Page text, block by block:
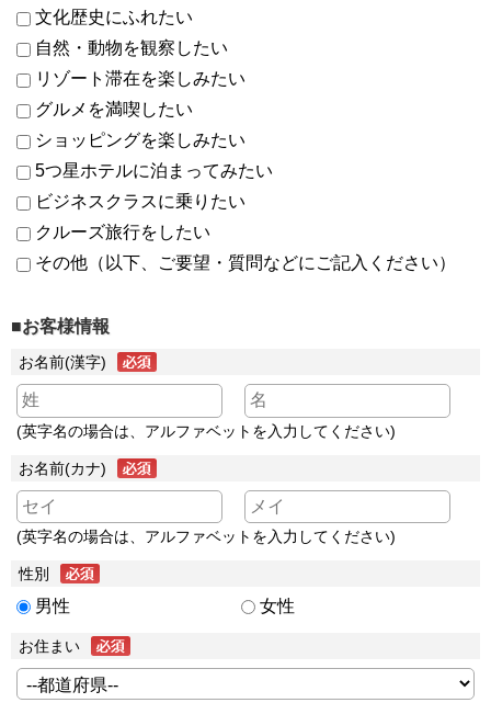
文化歴史にふれたい
自然・動物を観察したい
リゾート滞在を楽しみたい
グルメを満喫したい
ショッピングを楽しみたい
5つ星ホテルに泊まってみたい
ビジネスクラスに乗りたい
クルーズ旅行をしたい
その他（以下、ご要望・質問などにご記入ください）
■お客様情報
お名前(漢字)
(英字名の場合は、アルファベットを入力してください)
お名前(カナ)
(英字名の場合は、アルファベットを入力してください)
性別
男性 女性
お住まい